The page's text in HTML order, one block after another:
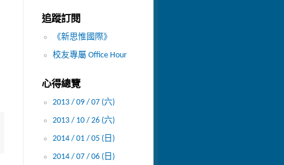
追蹤訂閱
《新思惟國際》
校友專屬 Office Hour
心得總覽
2013 / 09 / 07 (六)
2013 / 10 / 26 (六)
2014 / 01 / 05 (日)
2014 / 07 / 06 (日)